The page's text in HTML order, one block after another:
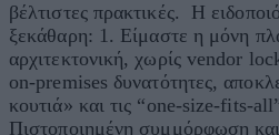
βέλτιστες πρακτικές. Η
ξεκάθαρη: 1. Είμαστε η μόνη
αρχιτεκτονική, χωρίς vendor
on-premises δυνατότητες,
κουτιά» και τις “one-size-fits-
Πιστοποιημένη συμμόρφωση